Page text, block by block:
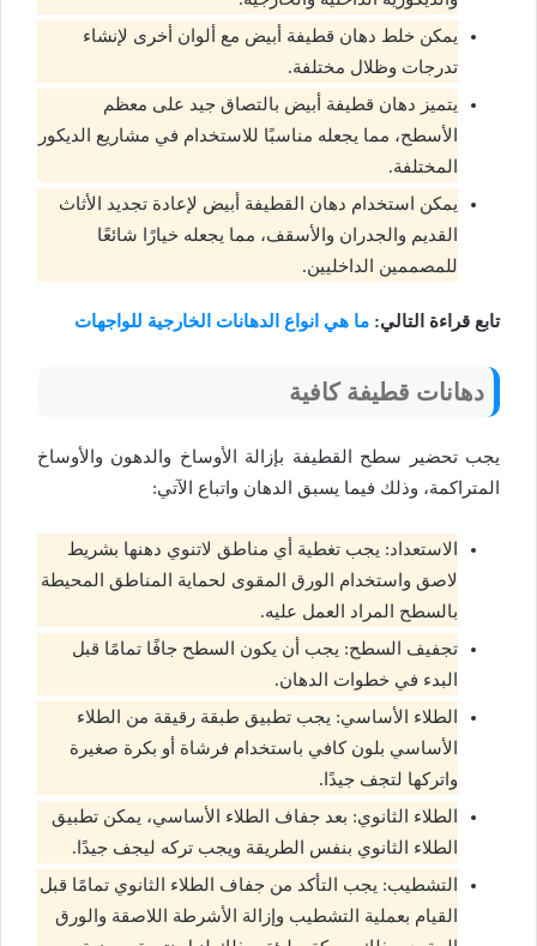
يمكن خلط دهان قطيفة أبيض مع ألوان أخرى لإنشاء
تدرجات وظلال مختلفة.
يتميز دهان قطيفة أبيض بالتصاق جيد على معظم
الأسطح، مما يجعله مناسبًا للاستخدام في مشاريع الديكور
المختلفة.
يمكن استخدام دهان القطيفة أبيض لإعادة تجديد الأثاث
القديم والجدران والأسقف، مما يجعله خيارًا شائعًا
للمصممين الداخليين.
تابع قراءة التالي: ما هي انواع الدهانات الخارجية للواجهات
دهانات قطيفة كافية
يجب تحضير سطح القطيفة بإزالة الأوساخ والدهون والأوساخ
المتراكمة، وذلك فيما يسبق الدهان واتباع الآتي:
الاستعداد: يجب تغطية أي مناطق لاتنوي دهنها بشريط
لاصق واستخدام الورق المقوى لحماية المناطق المحيطة
بالسطح المراد العمل عليه.
تجفيف السطح: يجب أن يكون السطح جافًا تمامًا قبل
البدء في خطوات الدهان.
الطلاء الأساسي: يجب تطبيق طبقة رقيقة من الطلاء
الأساسي بلون كافي باستخدام فرشاة أو بكرة صغيرة
واتركها لتجف جيدًا.
الطلاء الثانوي: بعد جفاف الطلاء الأساسي، يمكن تطبيق
الطلاء الثانوي بنفس الطريقة ويجب تركه ليجف جيدًا.
التشطيب: يجب التأكد من جفاف الطلاء الثانوي تمامًا قبل
القيام بعملية التشطيب وإزالة الأشرطة اللاصقة والورق